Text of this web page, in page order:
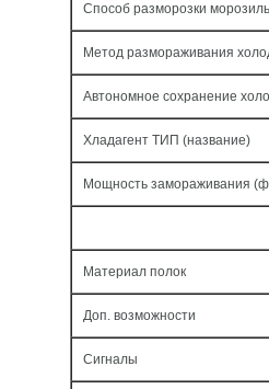
Способ разморозки
Метод размораживания
Автономное сохранение
Хладагент ТИП (название)
Мощность замораживания
Материал полок
Доп. возможности
Сигналы